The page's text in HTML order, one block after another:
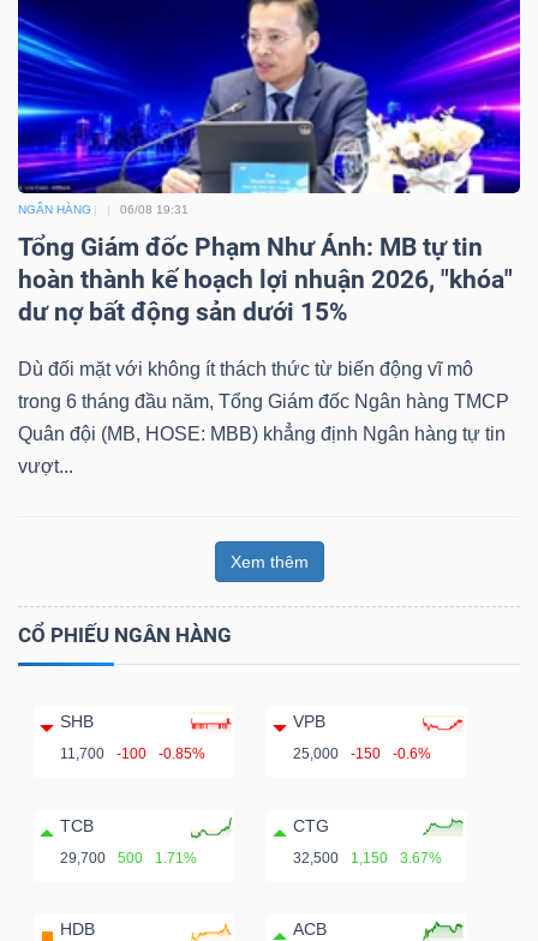
NGÂN HÀNG 06/08 19:31
Tổng Giám đốc Phạm Như Ánh: MB tự tin
hoàn thành kế hoạch lợi nhuận 2026, "khóa"
dư nợ bất động sản dưới 15%
Dù đối mặt với không ít thách thức từ biến động vĩ mô
trong 6 tháng đầu năm, Tổng Giám đốc Ngân hàng TMCP
Quân đội (MB, HOSE: MBB) khẳng định Ngân hàng tự tin
vượt...
Xem thêm
CỔ PHIẾU NGÂN HÀNG
SHB
11,700 -100 -0.85%
VPB
25,000 -150 -0.6%
TCB
29,700 500 1.71%
CTG
32,500 1,150 3.67%
HDB ACB